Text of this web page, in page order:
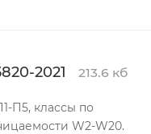
2021 213.6 кб
П5, классы по
W2-W20.